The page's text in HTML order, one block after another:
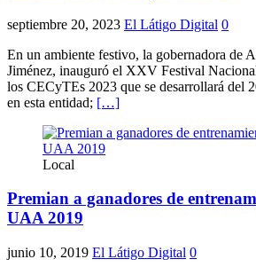
septiembre 20, 2023 El Látigo Digital 0
En un ambiente festivo, la gobernadora de
Jiménez, inauguró el XXV Festival
los CECyTEs 2023 que se desarrollará del
en esta entidad; […]
Local
Premian a ganadores de
UAA 2019
junio 10, 2019 El Látigo Digital 0